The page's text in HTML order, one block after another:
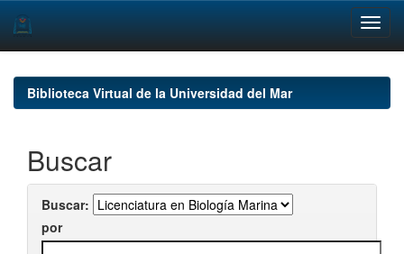
navigationBiblioteca Virtual de la Universidad del Mar
Buscar
Buscar:
por